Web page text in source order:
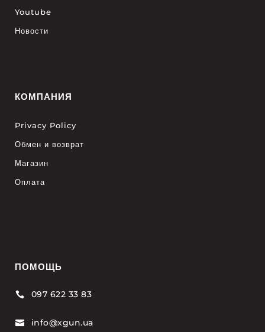
Youtube
Новости
КОМПАНИЯ
Privacy Policy
Обмен и возврат
Магазин
Оплата
ПОМОЩЬ
 097 622 33 83
 info@xgun.ua